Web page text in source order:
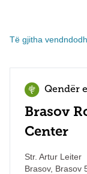
Të gjitha
Qendër
Brasov
Center
Str. Artur Leiter
Brasov, Brasov